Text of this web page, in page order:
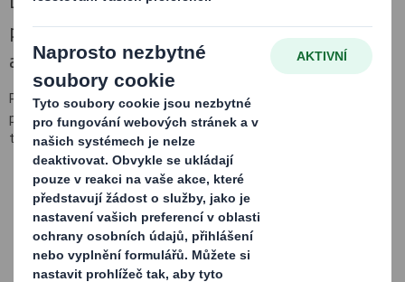
propagační obaly, které napomáhají propagaci
a poílení vašich značek.
Pomůžeme vám uvést vaše výrobky na trh nebo spustit
propagační kampaně, a to s použitím nejširší nabídky materiálů,
tiskových technologií a technik povrchové úpravy na trhu.